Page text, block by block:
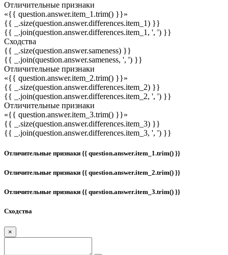
Отличительные признаки
«{{ question.answer.item_1.trim() }}»
{{ _.size(question.answer.differences.item_1) }}
{{ _.join(question.answer.differences.item_1, ', ') }}
Сходства
{{ _.size(question.answer.sameness) }}
{{ _.join(question.answer.sameness, ', ') }}
Отличительные признаки
«{{ question.answer.item_2.trim() }}»
{{ _.size(question.answer.differences.item_2) }}
{{ _.join(question.answer.differences.item_2, ', ') }}
Отличительные признаки
«{{ question.answer.item_3.trim() }}»
{{ _.size(question.answer.differences.item_3) }}
{{ _.join(question.answer.differences.item_3, ', ') }}
Отличительные признаки {{ question.answer.item_1.trim() }}
Отличительные признаки {{ question.answer.item_2.trim() }}
Отличительные признаки {{ question.answer.item_3.trim() }}
Сходства
×